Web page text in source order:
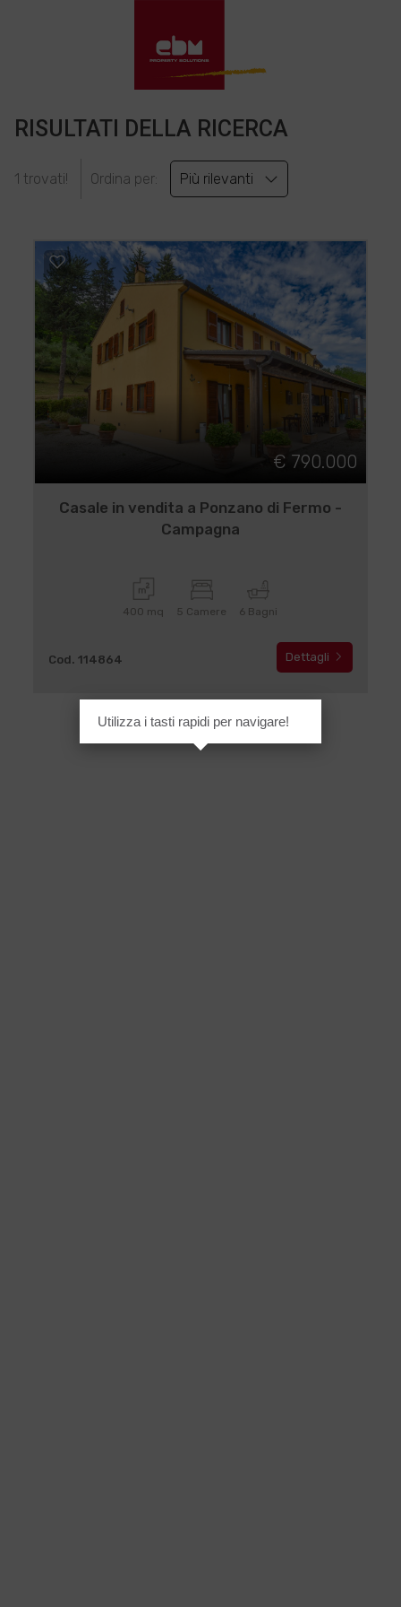
RISULTATI DELLA RICERCA
1 trovati! Ordina per: Più rilevanti
€ 790.000
Casale in vendita a Ponzano di Fermo -
Campagna
400 mq 5 Camere 6 Bagni
Cod. 114864 Dettagli
Utilizza i tasti rapidi per navigare!